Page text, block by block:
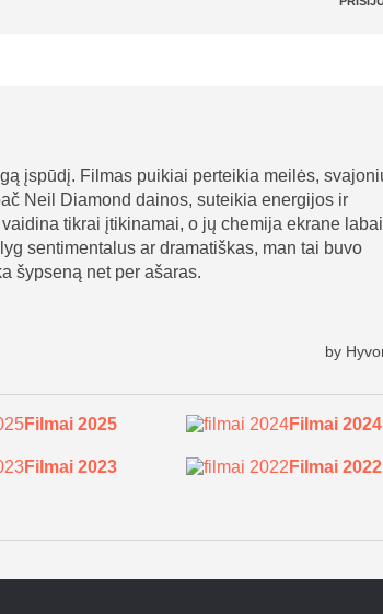
Filmai 2025 Filmai 2024
Filmai 2023 Filmai 2022